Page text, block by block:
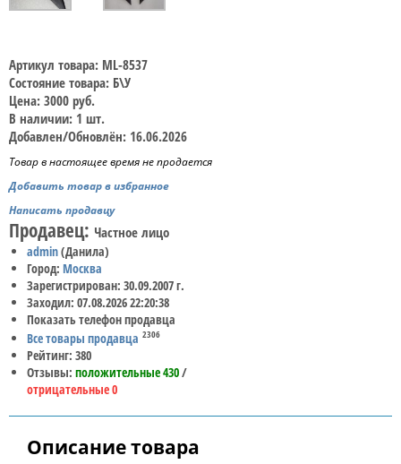
Артикул товара: ML-8537
Состояние товара: Б\У
Цена: 3000 руб.
В наличии: 1 шт.
Добавлен/Обновлён: 16.06.2026
Товар в настоящее время не продается
Добавить товар в избранное
Написать продавцу
Продавец: Частное лицо
admin(Данила)
Город: Москва
Зарегистрирован: 30.09.2007 г.
Заходил: 07.08.2026 22:20:38
Показать телефон продавца
Все товары продавца 2306
Рейтинг: 380
Отзывы: положительные 430/
отрицательные 0
Описание товара